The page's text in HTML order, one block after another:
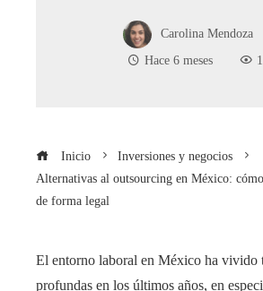
Carolina Mendoza
Hace 6 meses
Inicio
Inversiones y negocios
Alternativas al outsourcing en México:
de forma legal
El entorno laboral en México ha vivido
profundas en los últimos años, en